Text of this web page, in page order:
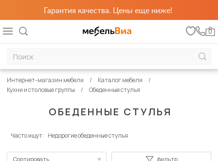
Гарантия качества. Цены еще ниже!
0
ОБЕДЕННЫЕ СТУЛЬЯ
Интернет-магазин мебели
Каталог мебели
Кухни и столовые группы
Обеденные стулья
Часто ищут: Недорогие обеденные стулья
Сортировать
фильтр